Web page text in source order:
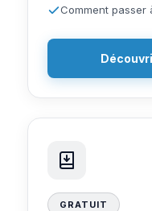
Comment passer
GRATUIT